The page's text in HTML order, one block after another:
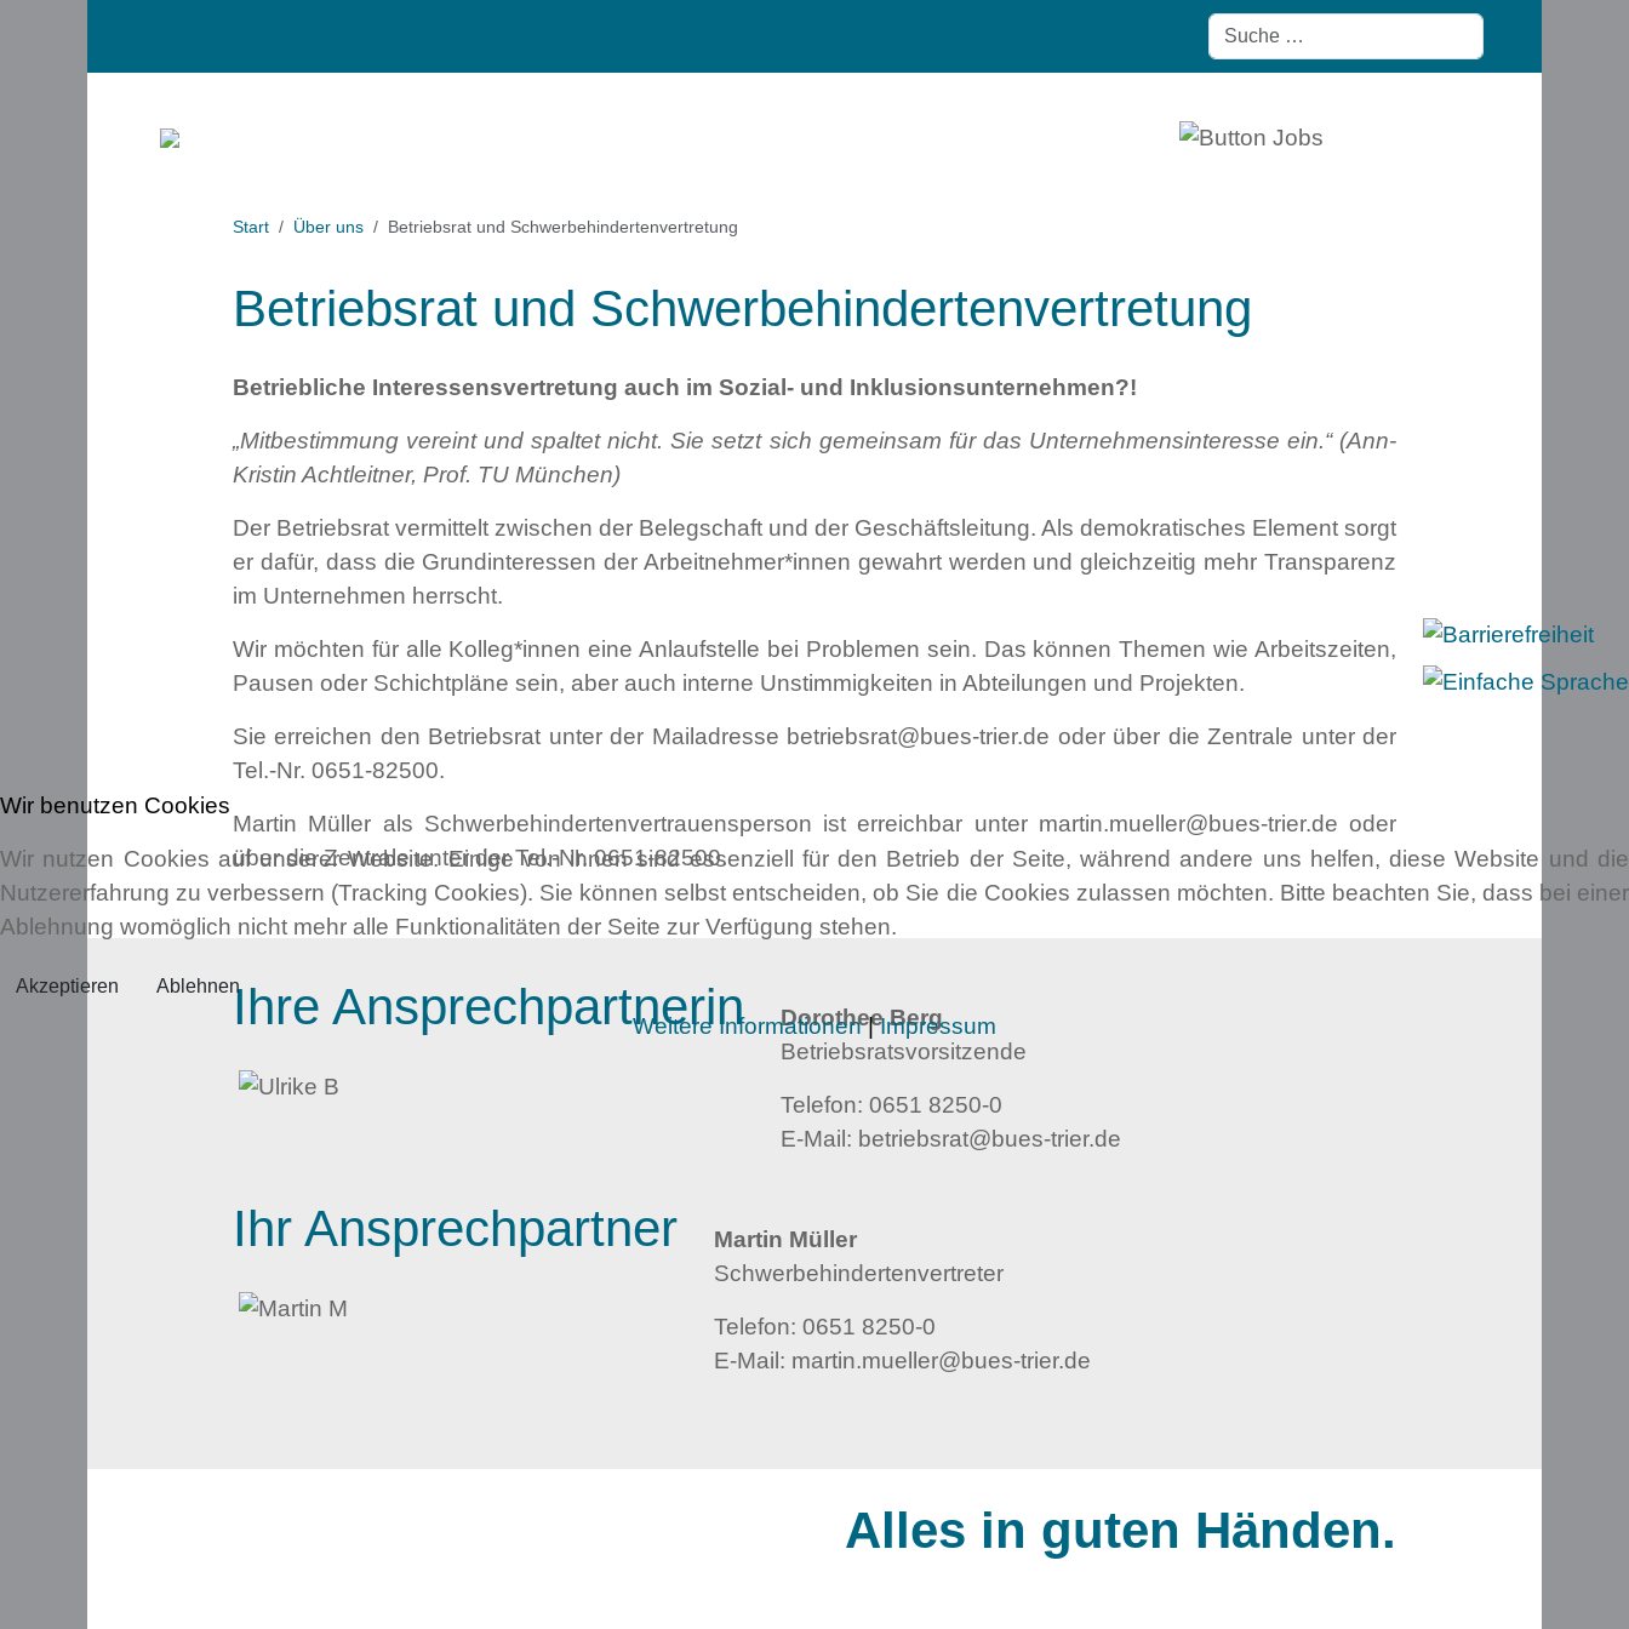
Start Über uns Betriebsrat und Schwerbehindertenvertretung
Betriebsrat und Schwerbehindertenvertretung
Betriebliche Interessensvertretung auch im Sozial- und Inklusionsunternehmen?!
„Mitbestimmung vereint und spaltet nicht. Sie setzt sich gemeinsam für das Unternehmensinteresse ein.“ (Ann-
Kristin Achtleitner, Prof. TU München)
Der Betriebsrat vermittelt zwischen der Belegschaft und der Geschäftsleitung. Als demokratisches Element sorgt
er dafür, dass die Grundinteressen der Arbeitnehmer*innen gewahrt werden und gleichzeitig mehr Transparenz
im Unternehmen herrscht.
Wir möchten für alle Kolleg*innen eine Anlaufstelle bei Problemen sein. Das können Themen wie Arbeitszeiten,
Pausen oder Schichtpläne sein, aber auch interne Unstimmigkeiten in Abteilungen und Projekten.
Sie erreichen den Betriebsrat unter der Mailadresse betriebsrat@bues-trier.de oder über die Zentrale unter der
Tel.-Nr. 0651-82500.
Martin Müller als Schwerbehindertenvertrauensperson ist erreichbar unter martin.mueller@bues-trier.de oder
über die Zentrale unter der Tel.-Nr.0651-82500.
Ihre Ansprechpartnerin
Dorothee Berg
Betriebsratsvorsitzende
Telefon: 0651 8250-0
E-Mail: betriebsrat@bues-trier.de
Ihr Ansprechpartner
Martin Müller
Schwerbehindertenvertreter
Telefon: 0651 8250-0
E-Mail: martin.mueller@bues-trier.de
Alles in guten Händen.
Wir benutzen Cookies
Wir nutzen Cookies auf unserer Website. Einige von ihnen sind essenziell für den Betrieb der Seite, während andere uns helfen, diese Website und die
Nutzererfahrung zu verbessern (Tracking Cookies). Sie können selbst entscheiden, ob Sie die Cookies zulassen möchten. Bitte beachten Sie, dass bei einer
Ablehnung womöglich nicht mehr alle Funktionalitäten der Seite zur Verfügung stehen.
Akzeptieren Ablehnen
Weitere Informationen|Impressum